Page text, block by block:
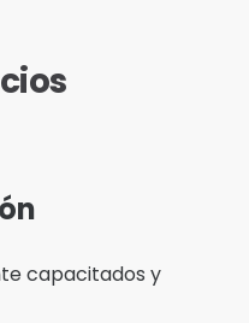
capacitados y